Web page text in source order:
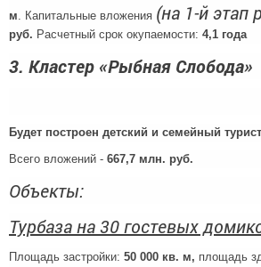
м. Капитальные вложения (на 1-й этап
руб. Расчетный срок окупаемости: 4,1 года
3. Кластер «Рыбная Слобода»
Будет построен детский и семейный
Всего вложений - 667,7 млн. руб.
Объекты:
Турбаза на 30 гостевых
Площадь застройки: 50 000 кв. м, площадь